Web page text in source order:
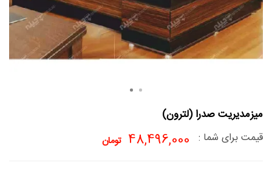
میزمدیریت صدرا (لترون)
قیمت برای شما : 48,496,000 تومان